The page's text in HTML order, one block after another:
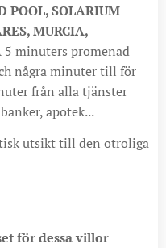
POOL, SOLARIUM
MURCIA,
5 minuters promenad
några minuter till för
från alla tjänster
apotek...
utsikt till den otroliga
för dessa villor